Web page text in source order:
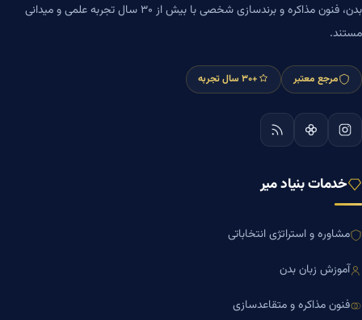
بدن، فنون مذاکره و برندسازی شخصی با بیش از ۳۰ سال تجربه علمی و میدانی
مستند.
مرجع معتبر +۳۰ سال تجربه
خدمات بنیاد میر
مشاوره و استراتژی انتخاباتی
آموزش زبان بدن
فنون مذاکره و متقاعدسازی